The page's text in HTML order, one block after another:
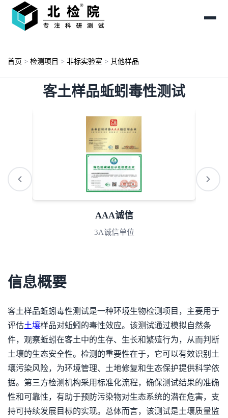
首页 > 检测项目 > 非标实验室 > 其他样品
客土样品蚯蚓毒性测试
AAA诚信
3A诚信单位
信息概要
客土样品蚯蚓毒性测试是一种环境生物检测项目，主要用于
评估土壤样品对蚯蚓的毒性效应。该测试通过模拟自然条
件，观察蚯蚓在客土中的生存、生长和繁殖行为，从而判断
土壤的生态安全性。检测的重要性在于，它可以有效识别土
壤污染风险，为环境管理、土地修复和生态保护提供科学依
据。第三方检测机构采用标准化流程，确保测试结果的准确
性和可靠性，有助于预防污染物对生态系统的潜在危害，支
持可持续发展目标的实现。总体而言，该测试是土壤质量监